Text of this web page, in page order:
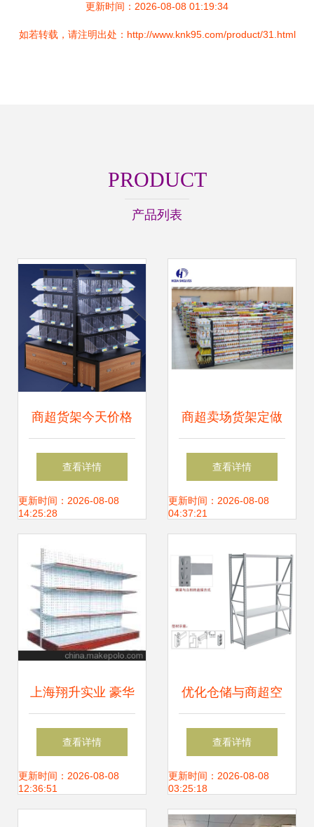
更新时间：2026-08-08 01:19:34
如若转载，请注明出处：http://www.knk95.com/product/31.html
PRODUCT
产品列表
商超货架今天价格
行情查询-尺寸式样
可选颜色货架
查看详情
更新时间：2026-08-08
14:25:28
商超卖场货架定做
查看详情
更新时间：2026-08-08
04:37:21
上海翔升实业 豪华
大背板超市货架，
引领商超陈列新风
查看详情
更新时间：2026-08-08
12:36:51
优化仓储与商超空
间的智慧之选 定做
横梁式重型货架的
指南
查看详情
更新时间：2026-08-08
03:25:18